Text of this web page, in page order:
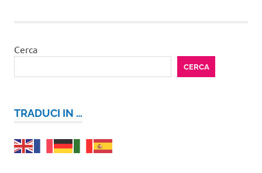
Cerca
CERCA
TRADUCI IN …